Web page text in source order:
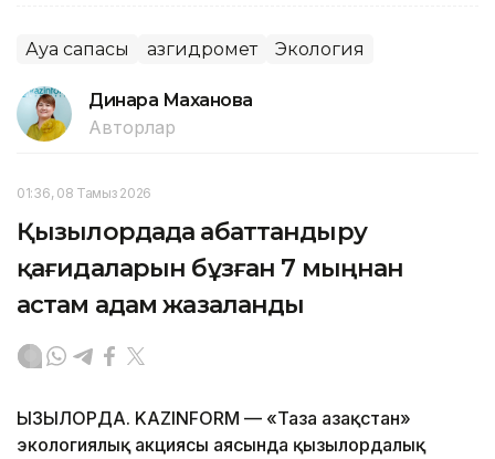
Ауа сапасы Қазгидромет Экология
Динара Маханова
Авторлар
01:36, 08 Тамыз 2026
Қызылордада абаттандыру
қағидаларын бұзған 7 мыңнан
астам адам жазаланды
ҚЫЗЫЛОРДА. KAZINFORM — «Таза Қазақстан»
экологиялық акциясы аясында қызылордалық